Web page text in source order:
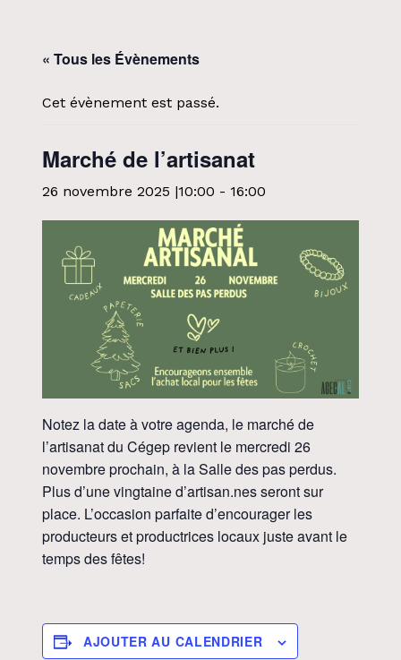
« Tous les Évènements
Cet évènement est passé.
Marché de l’artisanat
26 novembre 2025 |10:00 - 16:00
Notez la date à votre agenda, le marché de
l’artisanat du Cégep revient le mercredi 26
novembre prochain, à la Salle des pas perdus.
Plus d’une vingtaine d’artisan.nes seront sur
place. L’occasion parfaite d’encourager les
producteurs et productrices locaux juste avant le
temps des fêtes!
AJOUTER AU CALENDRIER